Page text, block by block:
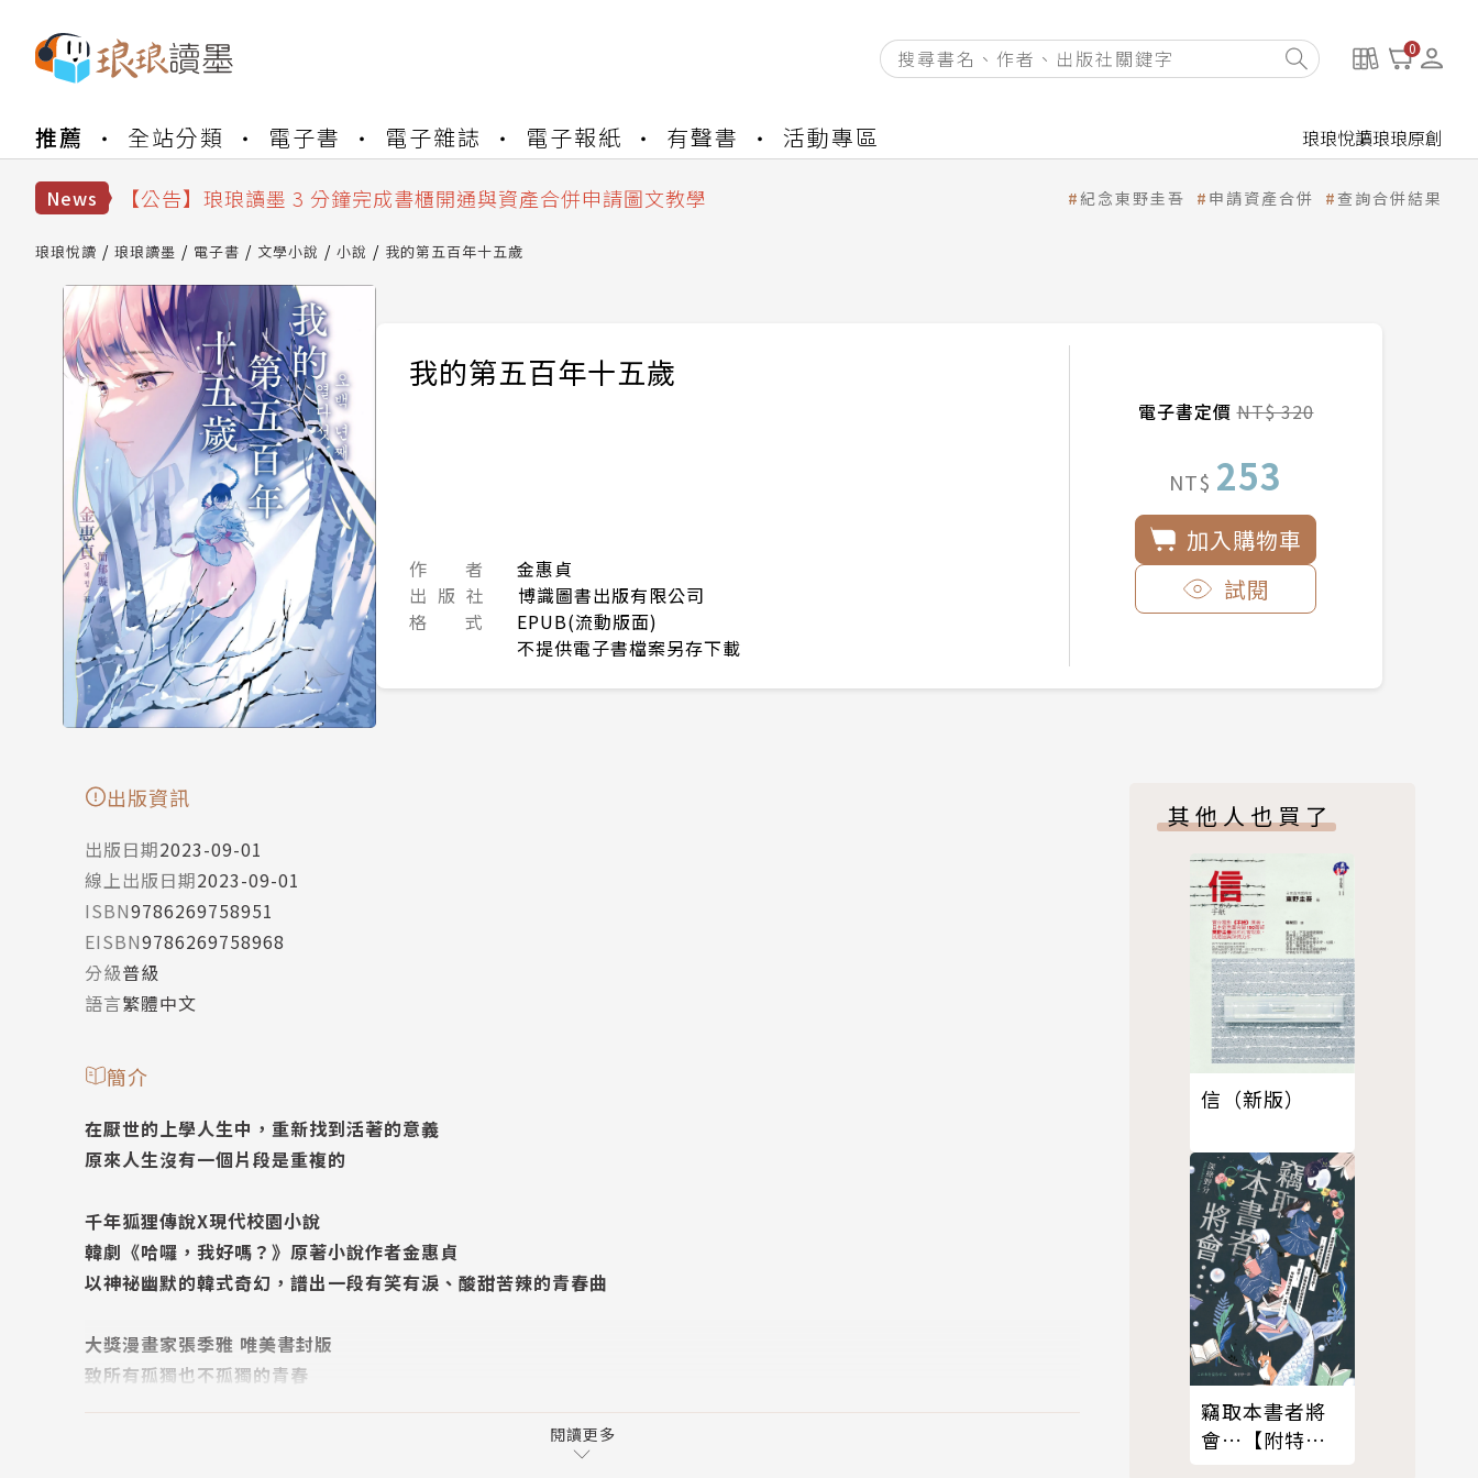
0
推薦 全站分類 電子書 電子雜誌 電子報紙 有聲書 活動專區 琅琅悅讀琅琅原創
News
【公告】琅琅讀墨數位閱讀資產合併與書櫃開通申請
【公告】琅琅讀墨 3 分鐘完成書櫃開通與資產合併申請圖文教學
【公告】琅琅讀墨數位閱讀資產合併與書櫃開通申請
紀念東野圭吾 申請資產合併 查詢合併結果
琅琅悅讀 琅琅讀墨 電子書 文學小說 小說 我的第五百年十五歲
我的第五百年十五歲
作 者
金惠貞
出 版 社
博識圖書出版有限公司
格 式
EPUB(流動版面)
不提供電子書檔案另存下載
電子書定價NT$ 320
NT$ 253
加入購物車
試閱
出版資訊
出版日期2023-09-01
線上出版日期2023-09-01
ISBN9786269758951
EISBN9786269758968
分級普級
語言繁體中文
簡介
在厭世的上學人生中，重新找到活著的意義
原來人生沒有一個片段是重複的
千年狐狸傳說X現代校園小說
韓劇《哈囉，我好嗎？》原著小說作者金惠貞
以神祕幽默的韓式奇幻，譜出一段有笑有淚、酸甜苦辣的青春曲
大獎漫畫家張季雅 唯美書封版
致所有孤獨也不孤獨的青春
閱讀更多
其他人也買了
信（新版）
竊取本書者將
會…【附特